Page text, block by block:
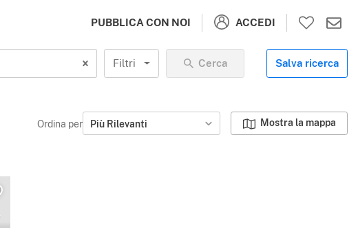
PUBBLICA CON NOI ACCEDI
Filtri Cerca Salva ricerca
Ordina per Più Rilevanti Mostra la mappa